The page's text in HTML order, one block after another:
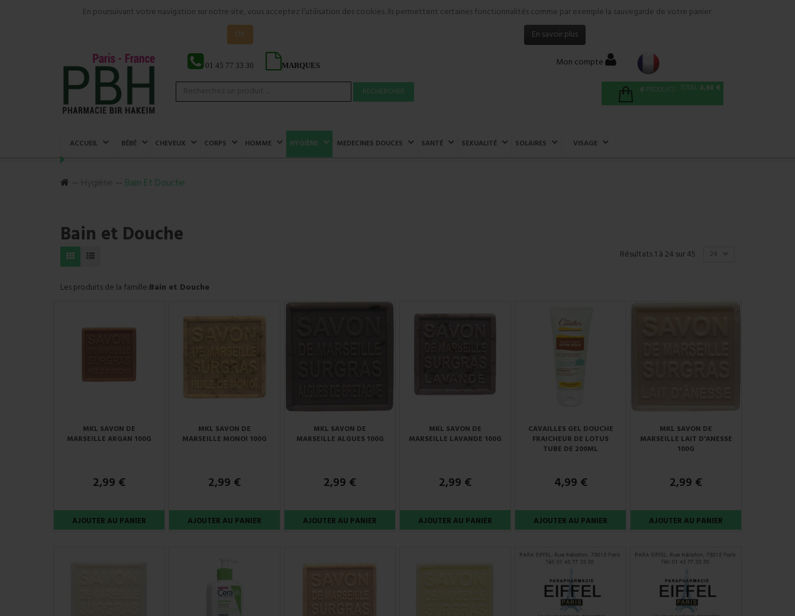
En poursuivant votre navigation sur notre site, vous acceptez l’utilisation des cookies. Ils permettent certaines fonctionnalités comme par exemple la sauvegarde de votre panier.
OK
En savoir plus
01 45 77 33 30 MARQUES Mon compte
RECHERCHER 0 PRODUITS TOTAL 0,00 €
ACCUEIL BÉBÉ CHEVEUX CORPS HOMME HYGIÈNE MEDECINES DOUCES SANTÉ SEXUALITÉ SOLAIRES VISAGE
Bain Et Douche
Bain et Douche
Résultats 1 à 24 sur 45 24
Les produits de la famille:Bain et Douche
MKL SAVON DE
MARSEILLE ARGAN 100G
2,99 €
MKL SAVON DE
MARSEILLE MONOI 100G
2,99 €
MKL SAVON DE
MARSEILLE ALGUES 100G
2,99 €
MKL SAVON DE
MARSEILLE LAVANDE 100G
2,99 €
CAVAILLES GEL DOUCHE
FRAICHEUR DE LOTUS
TUBE DE 200ML
4,99 €
MKL SAVON DE
MARSEILLE LAIT D'ANESSE
100G
2,99 €